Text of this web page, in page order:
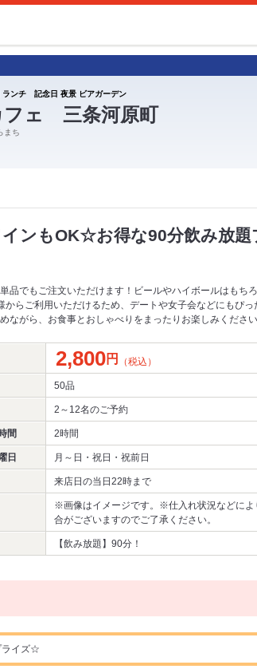
ランチ 記念日 夜景 ビアガーデン
ェ 三条河原町
まち
インもOK☆お得な90分飲み放
品でもご注文いただけます！ビールやハイボールはもち
からご利用いただけるため、デートや女子会などにもぴっ
ながら、お食事とおしゃべりをまったりお楽しみくださ
2,800円 （税込）
50品
2～12名のご予約
間 2時間
日 月～日・祝日・祝前日
来店日の当日22時まで
※画像はイメージです。※仕入れ状況などによ
合がございますのでご了承ください。
【飲み放題】90分！
ライズ☆